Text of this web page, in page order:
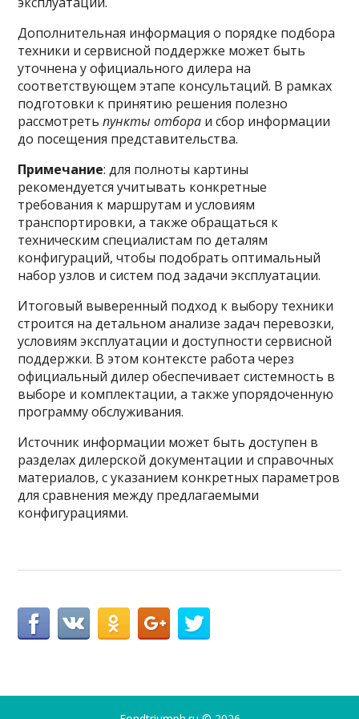
Дополнительная информация о порядке подбора
техники и сервисной поддержке может быть
уточнена у официального дилера на
соответствующем этапе консультаций. В рамках
подготовки к принятию решения полезно
рассмотретьпункты отбора и сбор информации
до посещения представительства.
Примечание: для полноты картины
рекомендуется учитывать конкретные
требования к маршрутам и условиям
транспортировки, а также обращаться к
техническим специалистам по деталям
конфигураций, чтобы подобрать оптимальный
набор узлов и систем под задачи эксплуатации.
Итоговый выверенный подход к выбору техники
строится на детальном анализе задач перевозки,
условиям эксплуатации и доступности сервисной
поддержки. В этом контексте работа через
официальный дилер обеспечивает системность в
выборе и комплектации, а также упорядоченную
программу обслуживания.
Источник информации может быть доступен в
разделах дилерской документации и справочных
материалов, с указанием конкретных параметров
для сравнения между предлагаемыми
конфигурациями.